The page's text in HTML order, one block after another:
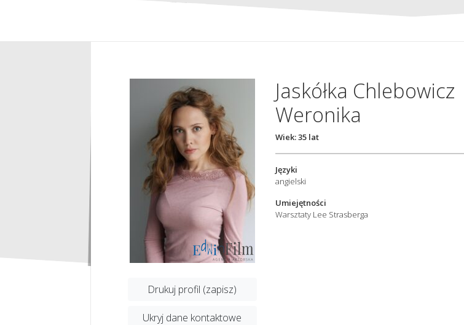
Drukuj profil (zapisz)
Ukryj dane kontaktowe
Jaskółka Chlebowicz
Weronika
Wiek: 35 lat
Języki
angielski
Umiejętności
Warsztaty Lee Strasberga